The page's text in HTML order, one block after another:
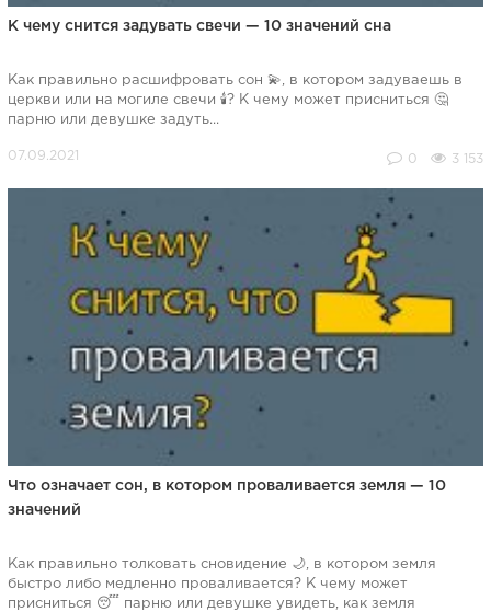
К чему снится задувать свечи — 10 значений сна
Как правильно расшифровать сон 💫, в котором задуваешь в
церкви или на могиле свечи 🕯️? К чему может присниться 🤔
парню или девушке задуть...
0 3 153
Что означает сон, в котором проваливается земля — 10
значений
Как правильно толковать сновидение 🌙, в котором земля
быстро либо медленно проваливается? К чему может
присниться 😴 парню или девушке увидеть, как земля